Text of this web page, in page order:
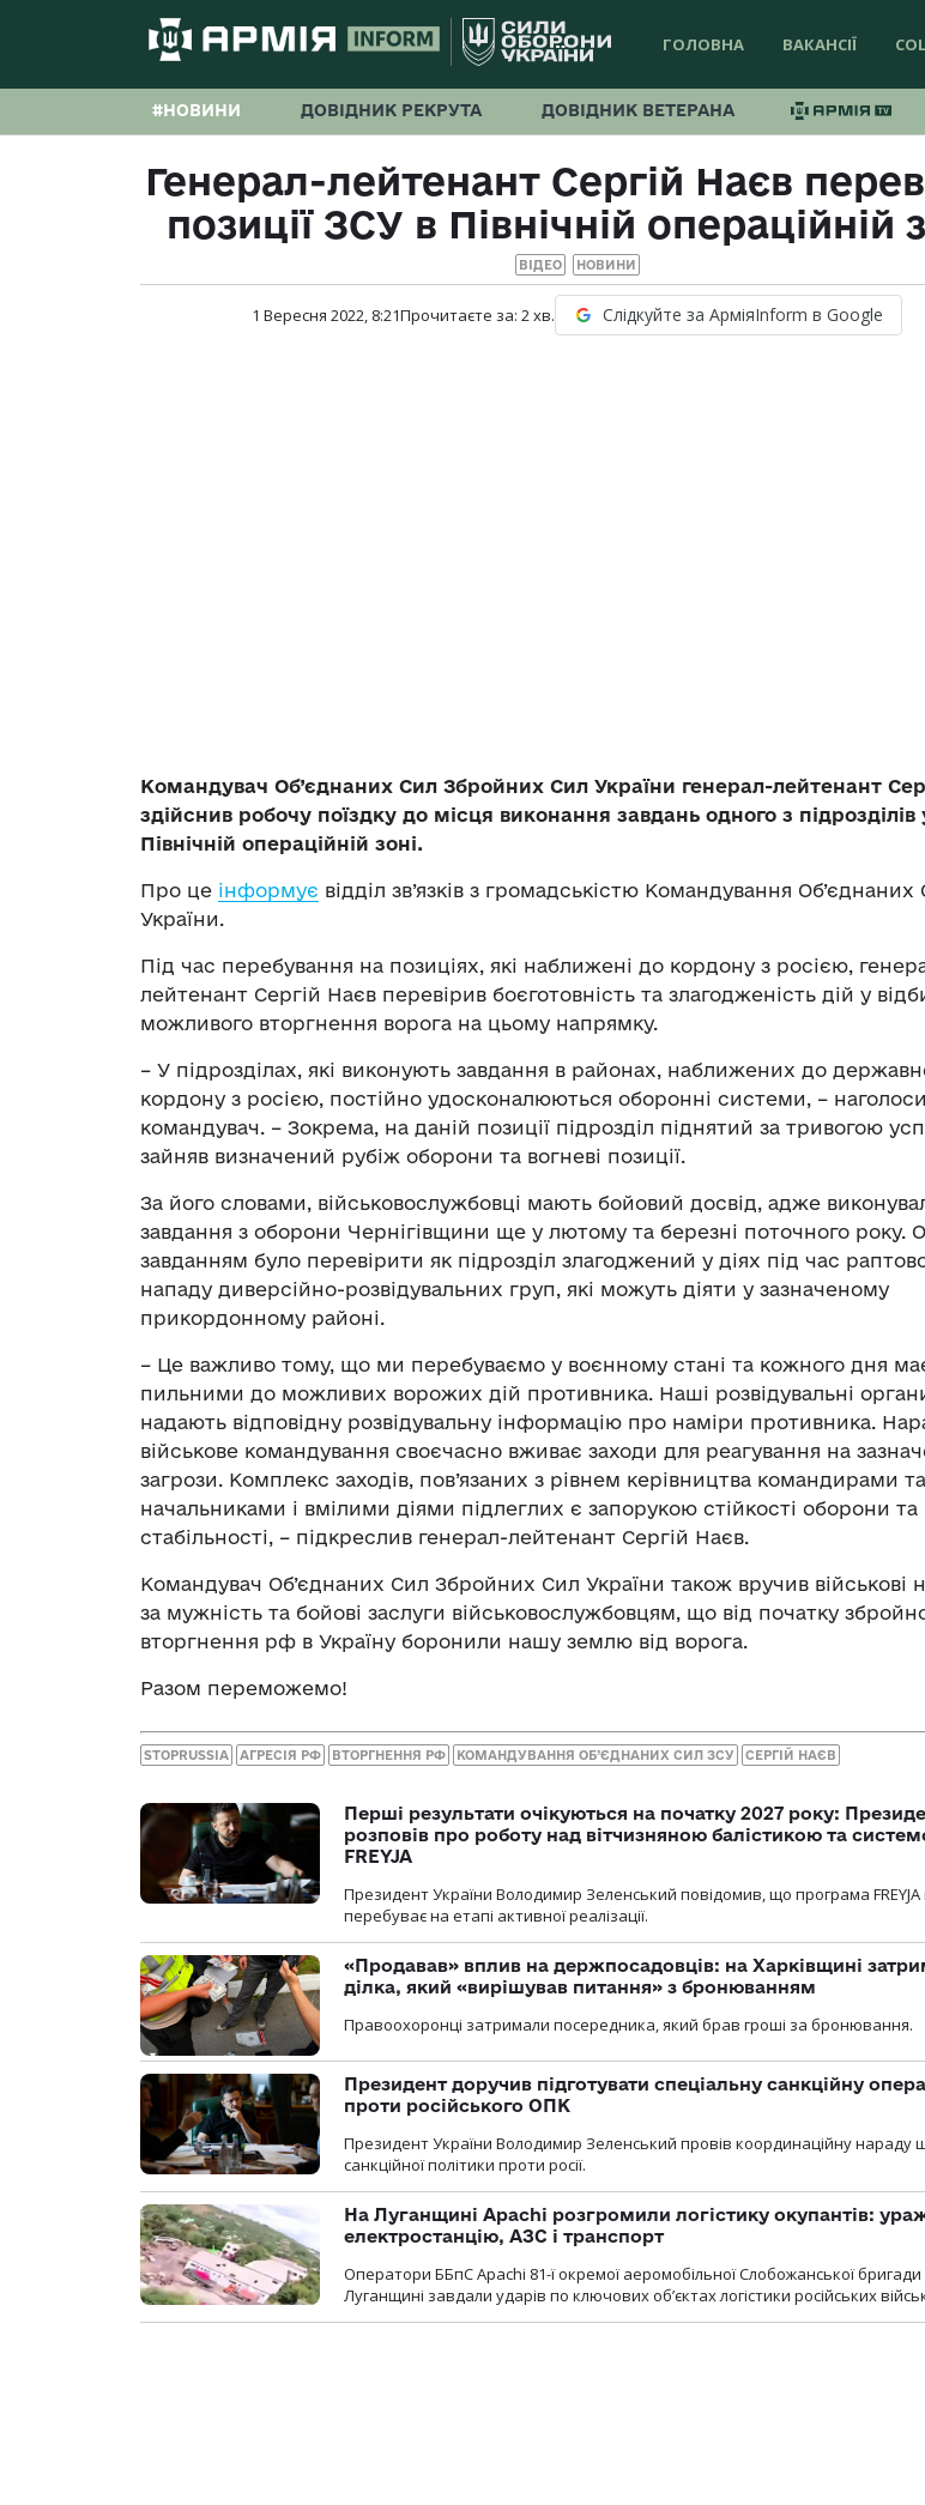
ГОЛОВНА ВАКАНСІЇ
#НОВИНИ ДОВІДНИК РЕКРУТА ДОВІДНИК ВЕТЕРАНА
Генерал-лейтенант Сергій Наєв
позиції ЗСУ в Північній операційній
ВІДЕО НОВИНИ
1 Вересня 2022, 8:21Прочитаєте за: 2хв. Слідкуйте за АрміяInform в Google
Командувач Об’єднаних Сил Збройних Сил України генерал-лейтенант
здійснив робочу поїздку до місця виконання завдань одного з підрозділів
Північній операційній зоні.
Про це інформує відділ зв’язків з громадськістю Командування
України.
Під час перебування на позиціях, які наближені до кордону з росією,
лейтенант Сергій Наєв перевірив боєготовність та злагодженість дій у
можливого вторгнення ворога на цьому напрямку.
– У підрозділах, які виконують завдання в районах, наближених до
кордону з росією, постійно удосконалюються оборонні системи, –
командувач. – Зокрема, на даній позиції підрозділ піднятий за тривогою
зайняв визначений рубіж оборони та вогневі позиції.
За його словами, військовослужбовці мають бойовий досвід, адже
завдання з оборони Чернігівщини ще у лютому та березні поточного року.
завданням було перевірити як підрозділ злагоджений у діях під час
нападу диверсійно-розвідувальних груп, які можуть діяти у зазначеному
прикордонному районі.
– Це важливо тому, що ми перебуваємо у воєнному стані та кожного дня
пильними до можливих ворожих дій противника. Наші розвідувальні
надають відповідну розвідувальну інформацію про наміри противника.
військове командування своєчасно вживає заходи для реагування на
загрози. Комплекс заходів, пов’язаних з рівнем керівництва командирами та
начальниками і вмілими діями підлеглих є запорукою стійкості оборони та
стабільності, – підкреслив генерал-лейтенант Сергій Наєв.
Командувач Об’єднаних Сил Збройних Сил України також вручив військові
за мужність та бойові заслуги військовослужбовцям, що від початку
вторгнення рф в Україну боронили нашу землю від ворога.
Разом переможемо!
STOPRUSSIA АГРЕСІЯ РФ ВТОРГНЕННЯ РФ КОМАНДУВАННЯ ОБ’ЄДНАНИХ СИЛ ЗСУ СЕРГІЙ НАЄВ
Перші результати очікуються на початку 2027 року:
розповів про роботу над вітчизняною балістикою та
FREYJA
Президент України Володимир Зеленський повідомив, що програма
перебуває на етапі активної реалізації.
«Продавав» вплив на держпосадовців: на Харківщині
ділка, який «вирішував питання» з бронюванням
Правоохоронці затримали посередника, який брав гроші за бронювання.
Президент доручив підготувати спеціальну санкційну
проти російського ОПК
Президент України Володимир Зеленський провів координаційну нараду
санкційної політики проти росії.
На Луганщині Apachi розгромили логістику окупантів:
електростанцію, АЗС і транспорт
Оператори ББпС Apachi 81-ї окремої аеромобільної Слобожанської бригади
Луганщині завдали ударів по ключових об’єктах логістики російських